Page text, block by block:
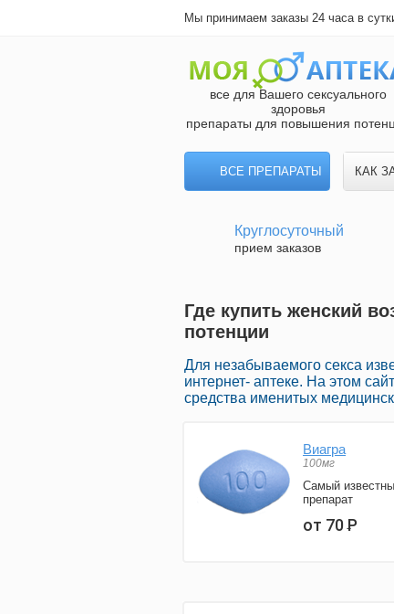
Мы принимаем заказы 24 часа в
все для Вашего сексуального
здоровья
препараты для повышения
ВСЕ ПРЕПАРАТЫ КАК
Круглосуточный
прием заказов
Где купить женский
потенции
Для незабываемого секса
интернет- аптеке. На этом
средства именитых
Виагра
100мг
Самый
препарат
от 70Р